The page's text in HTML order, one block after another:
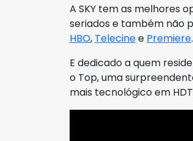
A SKY tem as melhores
seriados e também não
HBO, Telecinee Premiere
E dedicado a quem
o Top, uma
mais tecnológico em